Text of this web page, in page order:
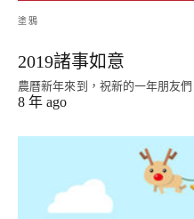
塗鴉
2019諸事如意
農曆新年來到，祝新的一年朋友們
8 年 ago